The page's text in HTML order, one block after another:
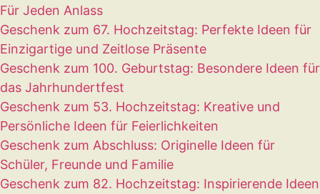
Für Jeden Anlass
Geschenk zum 67. Hochzeitstag: Perfekte Ideen für
Einzigartige und Zeitlose Präsente
Geschenk zum 100. Geburtstag: Besondere Ideen für
das Jahrhundertfest
Geschenk zum 53. Hochzeitstag: Kreative und
Persönliche Ideen für Feierlichkeiten
Geschenk zum Abschluss: Originelle Ideen für
Schüler, Freunde und Familie
Geschenk zum 82. Hochzeitstag: Inspirierende Ideen